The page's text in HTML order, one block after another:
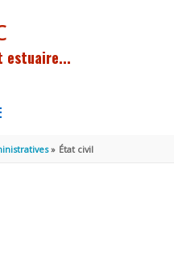
estuaire...
État civil